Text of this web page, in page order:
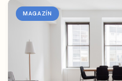
MAGAZÍN